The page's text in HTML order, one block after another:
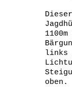
links
oben.